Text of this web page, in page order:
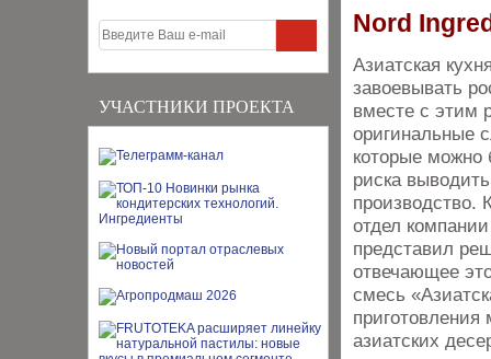
УЧАСТНИКИ ПРОЕКТА
Nord
Азиатская
завоевывать
вместе с этим
оригинальные
которые можно
риска
производство.
отдел
представил
отвечающее
смесь
приготовления
азиатских